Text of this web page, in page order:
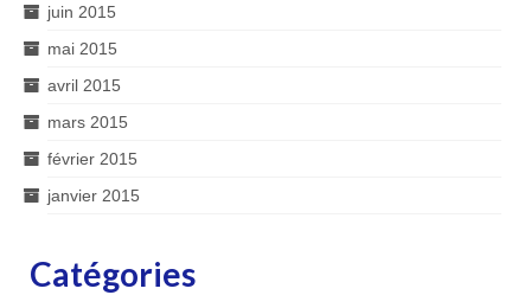
juin 2015
mai 2015
avril 2015
mars 2015
février 2015
janvier 2015
Catégories